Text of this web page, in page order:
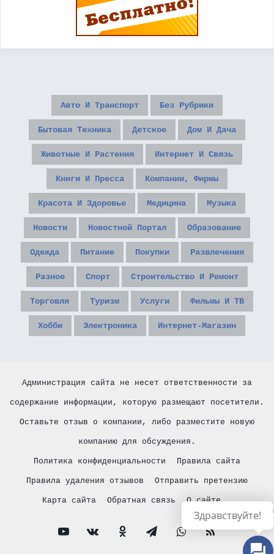
Авто И Транспорт Без Рубрики
Бытовая Техника Детское Дом И Дача
Животные И Растения Интернет И Связь
Книги И Пресса Компании, Фирмы
Красота И Здоровье Медицина Музыка
Новости Новостной Портал Образование
Одежда Питание Покупки Развлечения
Разное Спорт Строительство И Ремонт
Торговля Туризм Услуги Фильмы И ТВ
Хобби Электроника Интернет-Магазин
Администрация сайта не несет ответственности за
содержание информации, которую размещают посетители.
Оставьте отзыв о компании, либо разместите новую
компанию для обсуждения.
Политика конфиденциальности Правила сайта
Правила удаления отзывов Отправить претензию
Карта сайта Обратная связь
О сайте
YouTubevk.comОдноклассники
TelegramWhatsApp
RSS
Здравствуйте!